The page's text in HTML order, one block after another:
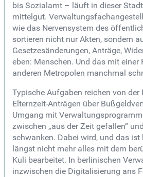
bis Sozialamt – läuft in dieser
mittelgut.
wie das Nervensystem des
sortieren nicht nur Akten, sondern
Gesetzesänderungen, Anträge,
eben: Menschen. Und das mit einer
anderen Metropolen manchmal
Typische Aufgaben reichen von der
Elternzeit-Anträgen über
Umgang mit
zwischen „aus der Zeit gefallen“
schwanken. Dabei wird, und das
längst nicht mehr alles mit dem
Kuli bearbeitet. In berlinischen
inzwischen die Digitalisierung ans